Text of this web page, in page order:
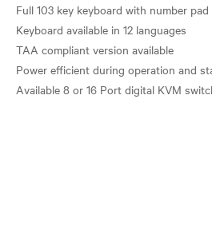
Full 103 key keyboard with number
Keyboard available in 12 languages
TAA compliant version available
Power efficient during operation and